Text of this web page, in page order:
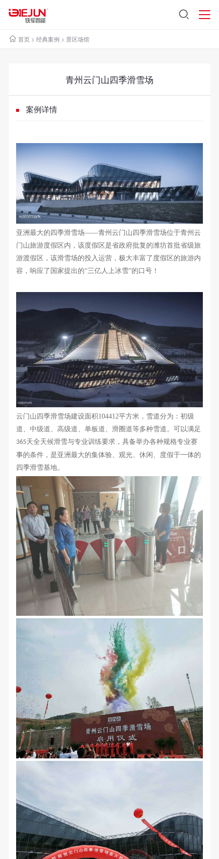
首页> 经典案例 > 景区场馆
青州云门山四季滑雪场
案例详情
亚洲最大的四季滑雪场——青州云门山四季滑雪场位于青州云
门山旅游度假区内，该度假区是省政府批复的潍坊首批省级旅
游渡假区，该滑雪场的投入运营，极大丰富了度假区的旅游内
容，响应了国家提出的“三亿人上冰雪”的口号！
云门山四季滑雪场建设面积104412平方米，雪道分为：初级
道、中级道、高级道、单板道、滑圈道等多种雪道。可以满足
365天全天候滑雪与专业训练要求，具备举办各种规格专业赛
事的条件，是亚洲最大的集体验、观光、休闲、度假于一体的
四季滑雪基地。